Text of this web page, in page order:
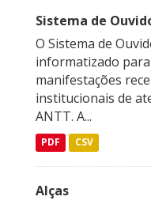
Sistema de
O Sistema de
informatizado
manifestações
institucionais de
ANTT. A...
PDF CSV
Alças